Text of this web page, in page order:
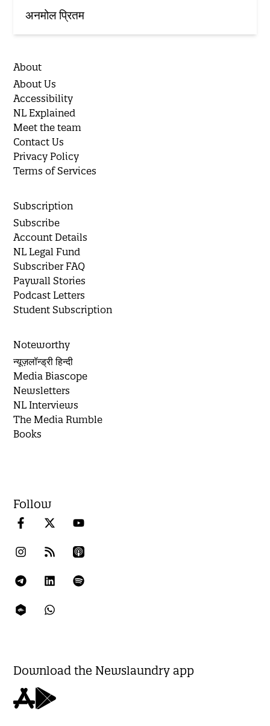
अनमोल प्रितम
About
About Us
Accessibility
NL Explained
Meet the team
Contact Us
Privacy Policy
Terms of Services
Subscription
Subscribe
Account Details
NL Legal Fund
Subscriber FAQ
Paywall Stories
Podcast Letters
Student Subscription
Noteworthy
न्यूज़लॉन्ड्री हिन्दी
Media Biascope
Newsletters
NL Interviews
The Media Rumble
Books
Follow
Download the Newslaundry app